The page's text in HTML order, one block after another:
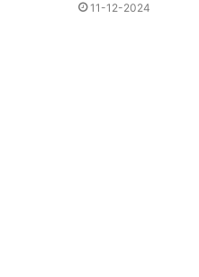
11-12-2024